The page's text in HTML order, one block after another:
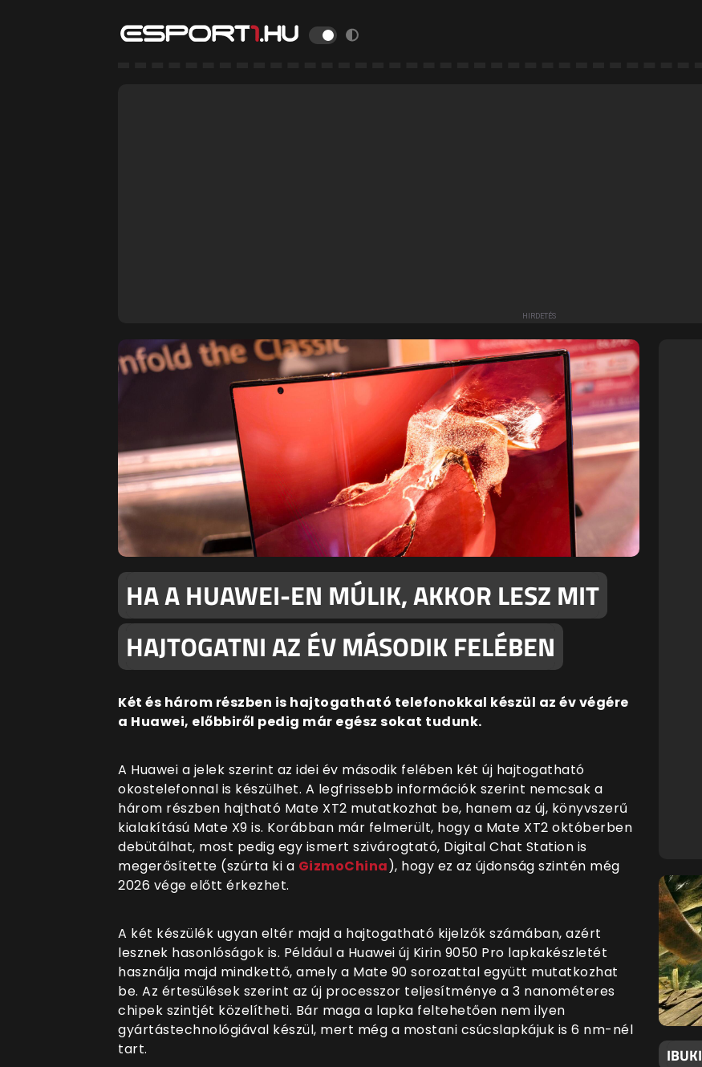
HA A HUAWEI-EN MÚLIK, AKKOR LESZ MIT
HAJTOGATNI AZ ÉV MÁSODIK FELÉBEN
Két és három részben is hajtogatható telefonokkal készül az év végére
a Huawei, előbbiről pedig már egész sokat tudunk.
A Huawei a jelek szerint az idei év második felében két új hajtogatható
okostelefonnal is készülhet. A legfrissebb információk szerint nemcsak a
három részben hajtható Mate XT2 mutatkozhat be, hanem az új, könyvszerű
kialakítású Mate X9 is. Korábban már felmerült, hogy a Mate XT2 októberben
debütálhat, most pedig egy ismert szivárogtató, Digital Chat Station is
megerősítette (szúrta ki a GizmoChina), hogy ez az újdonság szintén még
2026 vége előtt érkezhet.
A két készülék ugyan eltér majd a hajtogatható kijelzők számában, azért
lesznek hasonlóságok is. Például a Huawei új Kirin 9050 Pro lapkakészletét
használja majd mindkettő, amely a Mate 90 sorozattal együtt mutatkozhat
be. Az értesülések szerint az új processzor teljesítménye a 3 nanométeres
chipek szintjét közelítheti. Bár maga a lapka feltehetően nem ilyen
gyártástechnológiával készül, mert még a mostani csúcslapkájuk is 6 nm-nél
tart.